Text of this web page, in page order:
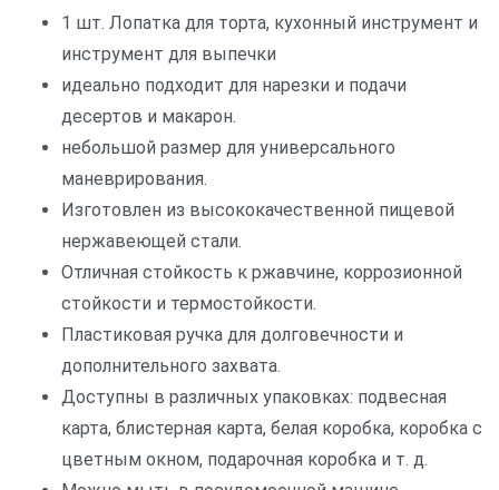
1 шт. Лопатка для торта, кухонный инструмент и
инструмент для выпечки
идеально подходит для нарезки и подачи
десертов и макарон.
небольшой размер для универсального
маневрирования.
Изготовлен из высококачественной пищевой
нержавеющей стали.
Отличная стойкость к ржавчине, коррозионной
стойкости и термостойкости.
Пластиковая ручка для долговечности и
дополнительного захвата.
Доступны в различных упаковках: подвесная
карта, блистерная карта, белая коробка, коробка с
цветным окном, подарочная коробка и т. д.